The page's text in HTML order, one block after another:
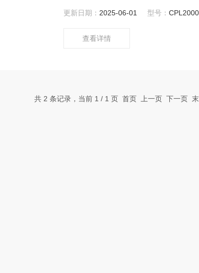
更新日期： 2025-06-01 型号：CPL2000
查看详情
共 2 条记录，当前 1 / 1 页 首页 上一页 下一页